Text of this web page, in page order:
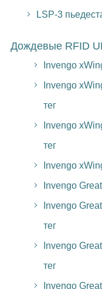
LSP-3
Дождевые RFID
Invengo
Invengo
тег
Invengo
тег
Invengo
Invengo
Invengo
тег
Invengo
тег
Invengo